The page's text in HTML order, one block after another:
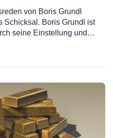
von Boris Grundl
Schicksal. Boris Grundl ist
seine Einstellung und…